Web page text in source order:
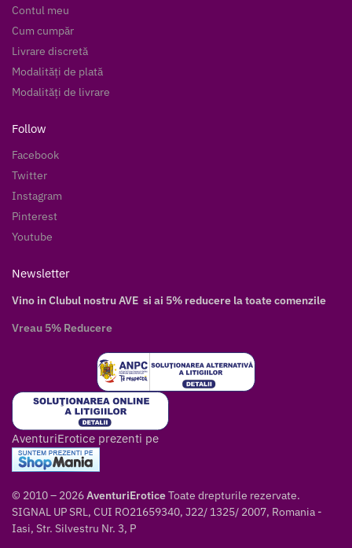
Contul meu
Cum cumpăr
Livrare discretă
Modalități de plată
Modalități de livrare
Follow
Facebook
Twitter
Instagram
Pinterest
Youtube
Newsletter
Vino in Clubul nostru AVE si ai 5% reducere la toate comenzile
Vreau 5% Reducere
AventuriErotice prezenti pe
© 2010 – 2026AventuriEroticeToate drepturile rezervate.
SIGNAL UP SRL, CUI RO21659340, J22/ 1325/ 2007, Romania -
Iasi, Str. Silvestru Nr. 3, P